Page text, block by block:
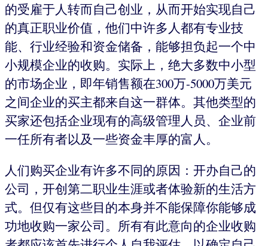
的受雇于人转而自己创业，从而开始实现自己
的真正职业价值，他们中许多人都有专业技
能、行业经验和资金储备，能够担负起一个中
小规模企业的收购。实际上，绝大多数中小型
的市场企业，即年销售额在300万-5000万美元
之间企业的买主都来自这一群体。其他类型的
买家还包括企业现有的高级管理人员、企业前
一任所有者以及一些资金丰厚的富人。
人们购买企业有许多不同的原因：开办自己的
公司，开创第二职业生涯或者体验新的生活方
式。但仅有这些目的本身并不能保障你能够成
功地收购一家公司。所有有此意向的企业收购